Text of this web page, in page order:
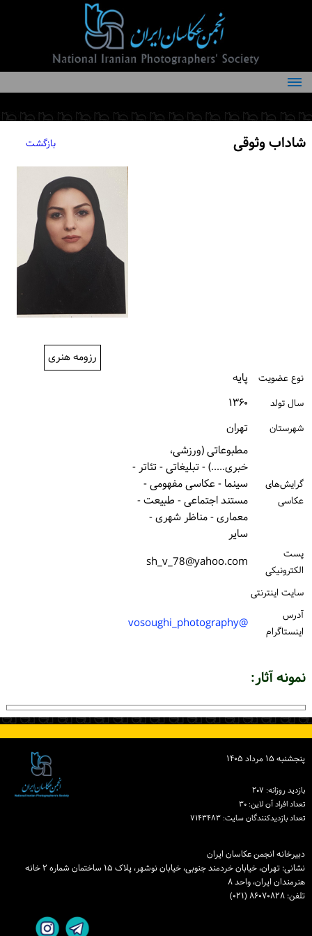
درباره انجمن
کمیته‌های انجمن
شاداب وثوقی بازگشت
رزومه هنری
نوع عضویت پایه
سال تولد ۱۳۶۰
شهرستان تهران
گرایش‌های
عکاسی
مطبوعاتی (ورزشی،
خبری.....) - تبلیغاتی - تئاتر -
سینما - عکاسی مفهومی -
مستند اجتماعی - طبیعت -
معماری - مناظر شهری -
سایر
پست
الكترونیكی
sh_v_78@yahoo.com
سایت اینترنتی
آدرس
اینستاگرام
@vosoughi_photography
نمونه آثار:
پنجشنبه ۱۵ مرداد ۱۴۰۵
بازدید روزانه: ۲۰۷
تعداد افراد آن لاین: ۳۰
تعداد بازدیدكنندگان سایت: ۷۱۴۳۴۸۳
دبیرخانه انجمن عکاسان ایران
نشانی: تهران، خیابان خردمند جنوبی، خیابان نوشهر، پلاک ۱۵ ساختمان شماره ۲ خانه
هنرمندان ایران، واحد ۸
تلفن: ۸۶۰۷۰۸۲۸ (۰۲۱)